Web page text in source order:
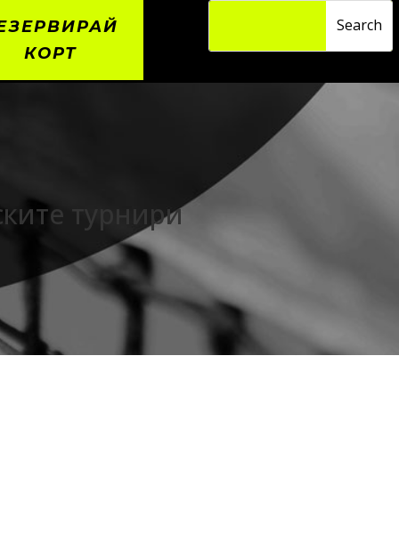
КОРТ
турнири